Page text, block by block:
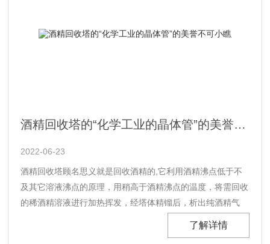
酒精回收塔的“化学工业的晶体管”的美誉不可小瞧
2022-06-23
酒精回收塔顾名思义就是回收酒精的,它利用酒精沸点低于不
及其它溶液沸点的原理，用稍高于酒精沸点的温度，将需回收
的稀酒精溶液进行加热挥发，经塔体精镏后，析出纯酒精气
体，提高酒精溶液的浓度，达到回收酒精的目的.酒精回收塔
了解详情